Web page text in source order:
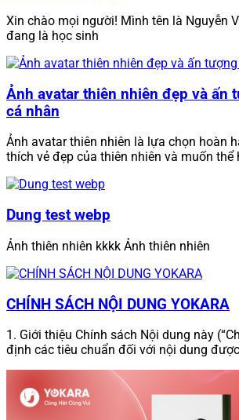
Xin chào mọi người! Mình tên là Nguyễn
đang là học sinh
Ảnh avatar thiên nhiên đẹp và ấn
cá nhân
Ảnh avatar thiên nhiên là lựa chọn hoàn
thích vẻ đẹp của thiên nhiên và muốn thể
Dung test webp
Ảnh thiên nhiên kkkk Ảnh thiên nhiên
CHÍNH SÁCH NỘI DUNG YOKARA
1. Giới thiệu Chính sách Nội dung này
định các tiêu chuẩn đối với nội dung